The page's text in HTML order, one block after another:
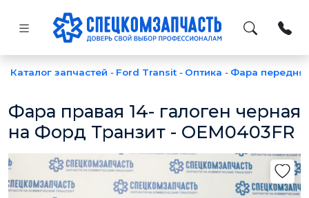
Каталог запчастей - Ford Transit - Оптика - Фара
Фара правая 14- галоген черная
на Форд Транзит - OEM0403FR